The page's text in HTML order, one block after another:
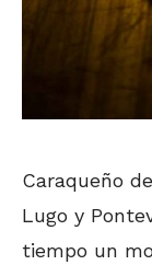
Caraqueño
Lugo y
tiempo un